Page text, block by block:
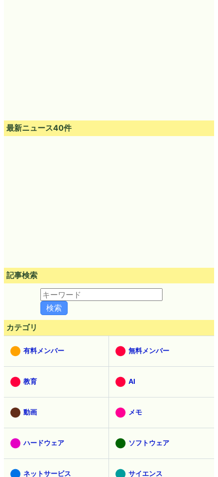
最新ニュース40件
記事検索
カテゴリ
有料メンバー 無料メンバー
教育 AI
動画 メモ
ハードウェア ソフトウェア
ネットサービス サイエンス